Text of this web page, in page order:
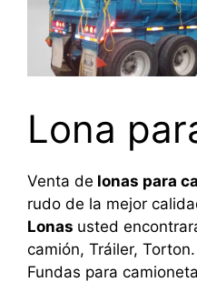
Lona
Venta de lonas para
rudo de la mejor
Lonas usted
camión, Tráiler,
Fundas para